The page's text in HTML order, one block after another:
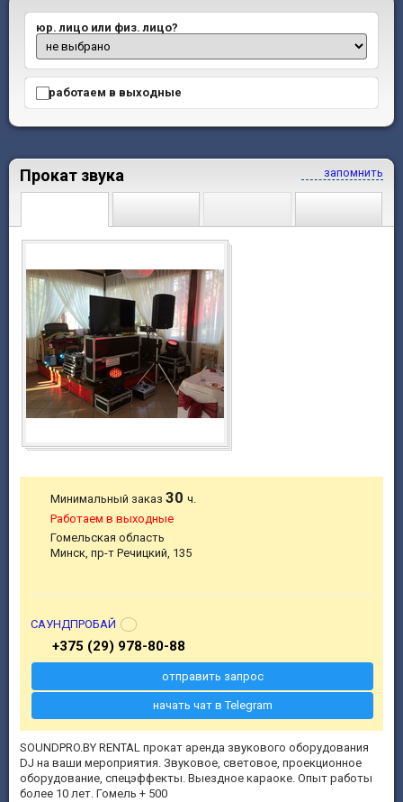
юр. лицо или физ. лицо?
работаем в выходные
запомнить
Прокат звука
SOUNDPRO.BY RENTAL прокат аренда звукового оборудования
DJ на ваши мероприятия. Звуковое, световое, проекционное
оборудование, спецэффекты. Выездное караоке. Опыт работы
более 10 лет. Гомель + 500
Минимальный заказ30ч.
Работаем в выходные
Гомельская область
Минск, пр-т Речицкий, 135
САУНДПРОБАЙ
+375 (29) 978-80-88
отправить запрос
начать чат в Telegram